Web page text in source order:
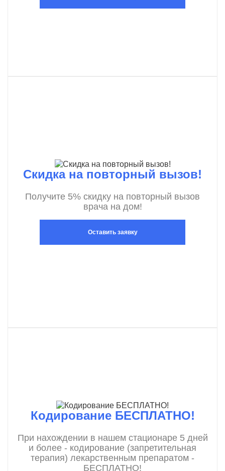
Скидка на повторный вызов!
Получите 5% скидку на повторный вызов
врача на дом!
Оставить заявку
Кодирование БЕСПЛАТНО!
При нахождении в нашем стационаре 5 дней
и более - кодирование (запретительная
терапия) лекарственным препаратом -
БЕСПЛАТНО!